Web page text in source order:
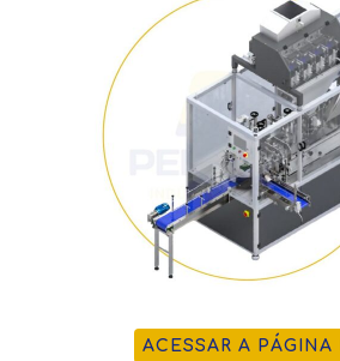
ACESSAR A PÁGINA